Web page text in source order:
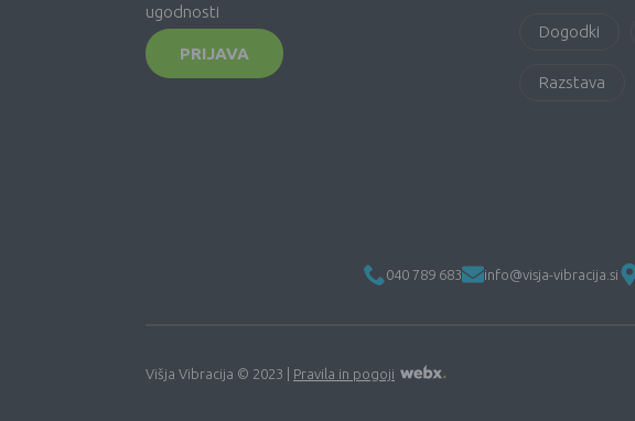
ugodnosti
PRIJAVA
Dogodki
Razstava
040 789 683 info@visja-vibracija.si
Višja Vibracija © 2023 | Pravila in pogoji